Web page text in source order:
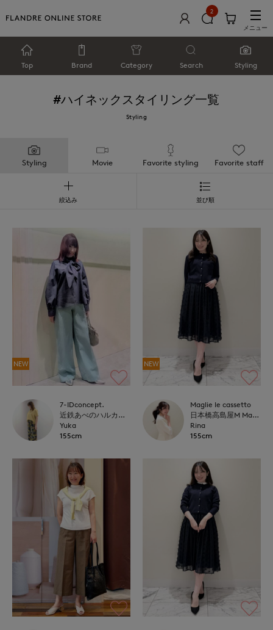
2
メニュー
Top Brand Category Search Styling
#ハイネック スタイリング一覧
Styling
Styling Movie Favorite styling Favorite staff
絞込み 並び順
NEW
7-IDconcept.
近鉄あべのハルカス7-IDconcept.
Yuka
155cm
NEW
Maglie le cassetto
日本橋高島屋M Maglie le cassetto
Rina
155cm